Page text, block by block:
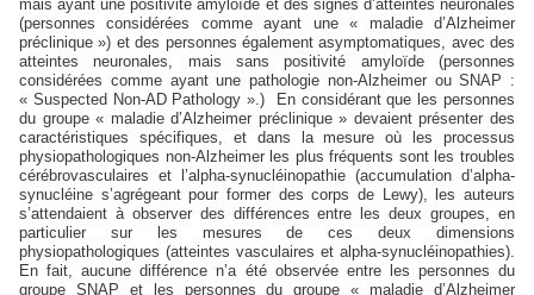
mais ayant une positivité amyloïde et des signes d’atteintes neuronales
(personnes considérées comme ayant une « maladie d’Alzheimer
préclinique ») et des personnes également asymptomatiques, avec des
atteintes neuronales, mais sans positivité amyloïde (personnes
considérées comme ayant une pathologie non-Alzheimer ou SNAP :
« Suspected Non-AD Pathology ».) En considérant que les personnes
du groupe « maladie d’Alzheimer préclinique » devaient présenter des
caractéristiques spécifiques, et dans la mesure où les processus
physiopathologiques non-Alzheimer les plus fréquents sont les troubles
cérébrovasculaires et l’alpha-synucléinopathie (accumulation d’alpha-
synucléine s’agrégeant pour former des corps de Lewy), les auteurs
s’attendaient à observer des différences entre les deux groupes, en
particulier sur les mesures de ces deux dimensions
physiopathologiques (atteintes vasculaires et alpha-synucléinopathies).
En fait, aucune différence n’a été observée entre les personnes du
groupe SNAP et les personnes du groupe « maladie d’Alzheimer